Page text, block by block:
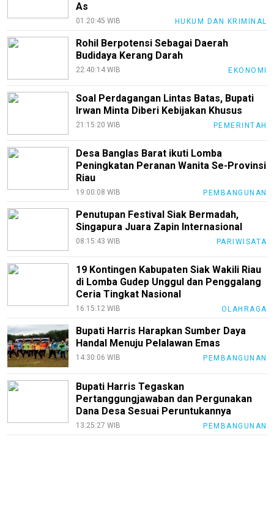
As
01:20:45 WIB HUKUM DAN KRIMINAL
Rohil Berpotensi Sebagai Daerah
Budidaya Kerang Darah
22:40:14 WIB EKONOMI
Soal Perdagangan Lintas Batas, Bupati
Irwan Minta Diberi Kebijakan Khusus
21:15:20 WIB PEMERINTAH
Desa Banglas Barat ikuti Lomba
Peningkatan Peranan Wanita Se-Provinsi
Riau
19:00:08 WIB PEMBANGUNAN
Penutupan Festival Siak Bermadah,
Singapura Juara Zapin Internasional
08:15:43 WIB PARIWISATA
19 Kontingen Kabupaten Siak Wakili Riau
di Lomba Gudep Unggul dan Penggalang
Ceria Tingkat Nasional
16:15:12 WIB OLAHRAGA
Bupati Harris Harapkan Sumber Daya
Handal Menuju Pelalawan Emas
14:30:06 WIB PEMBANGUNAN
Bupati Harris Tegaskan
Pertanggungjawaban dan Pergunakan
Dana Desa Sesuai Peruntukannya
13:25:27 WIB PEMBANGUNAN